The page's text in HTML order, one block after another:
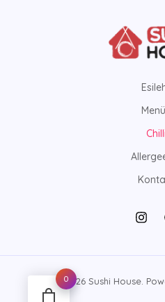
Chilli
© 2026 Sushi House.
0